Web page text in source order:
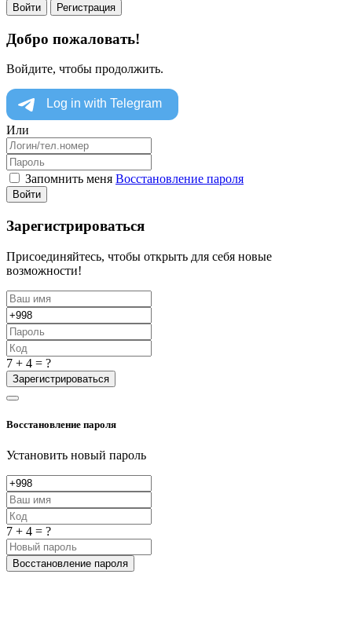
Войти Регистрация
Добро пожаловать!
Войдите, чтобы продолжить.
Или
Запомнить меня Восстановление пароля
Войти
Зарегистрироваться
Присоединяйтесь, чтобы открыть для себя новые
возможности!
7 + 4 = ?
Зарегистрироваться
Восстановление пароля
Установить новый пароль
7 + 4 = ?
Восстановление пароля